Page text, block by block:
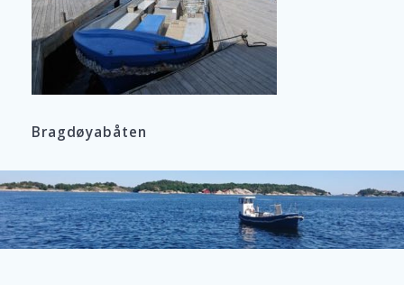
Bragdøyabåten